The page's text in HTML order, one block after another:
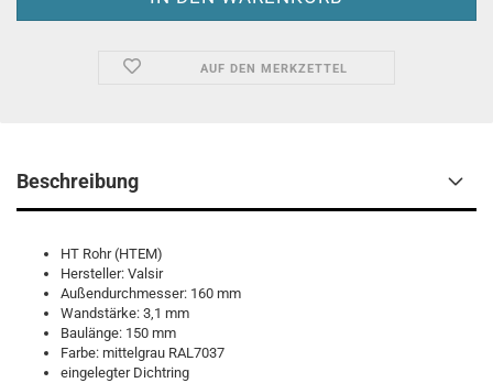
AUF DEN MERKZETTEL
Beschreibung
HT Rohr (HTEM)
Hersteller: Valsir
Außendurchmesser: 160 mm
Wandstärke: 3,1 mm
Baulänge: 150 mm
Farbe: mittelgrau RAL7037
eingelegter Dichtring